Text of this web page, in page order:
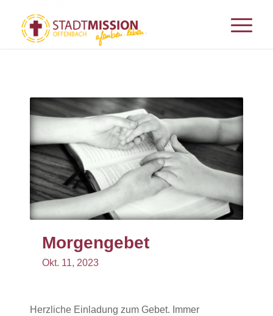
Morgengebet
Okt. 11, 2023
Herzliche Einladung zum Gebet. Immer